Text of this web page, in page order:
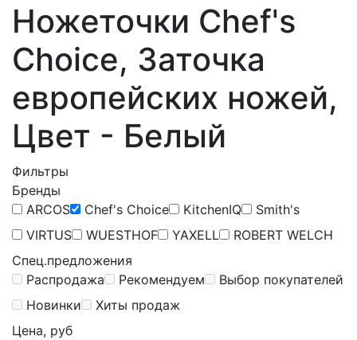
Ножеточки Chef's
Choice, Заточка
европейских ножей,
Цвет - Белый
Фильтры
Бренды
ARCOS
Chef's Choice KitchenIQ
Smith's
VIRTUS
WUESTHOF YAXELL
ROBERT WELCH
Спец.предложения
Распродажа
Рекомендуем
Выбор покупателей
Новинки
Хиты продаж
Цена, руб